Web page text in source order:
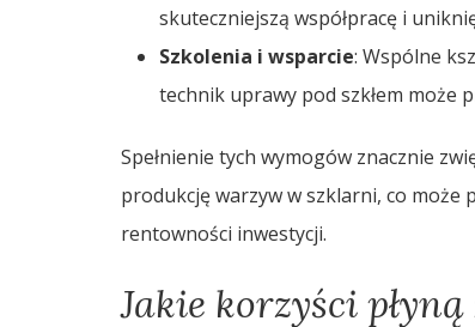
skuteczniejszą współpracę i
Szkolenia i wsparcie: Wspólne
technik uprawy pod szkłem może
Spełnienie tych wymogów znacznie
produkcję warzyw w szklarni, co może
rentowności inwestycji.
Jakie korzyści